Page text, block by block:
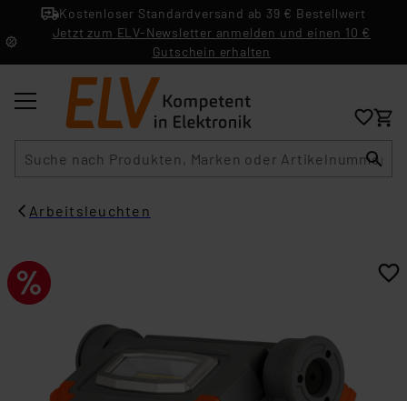
Kostenloser Standardversand ab 39 € Bestellwert
Jetzt zum ELV-Newsletter anmelden und einen 10 €
Gutschein erhalten
Arbeitsleuchten